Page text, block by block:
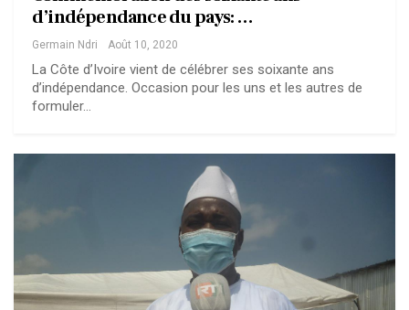
d’indépendance du pays: …
Germain Ndri Août 10, 2020
La Côte d’Ivoire vient de célébrer ses soixante ans
d’indépendance. Occasion pour les uns et les autres de
formuler…